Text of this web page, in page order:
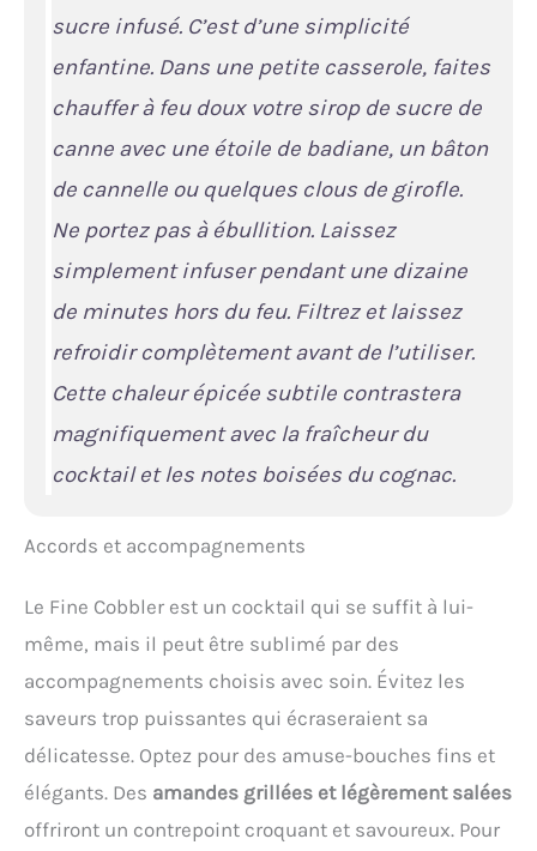
sucre infusé. C’est d’une simplicité
enfantine. Dans une petite casserole, faites
chauffer à feu doux votre sirop de sucre de
canne avec une étoile de badiane, un bâton
de cannelle ou quelques clous de girofle.
Ne portez pas à ébullition. Laissez
simplement infuser pendant une dizaine
de minutes hors du feu. Filtrez et laissez
refroidir complètement avant de l’utiliser.
Cette chaleur épicée subtile contrastera
magnifiquement avec la fraîcheur du
cocktail et les notes boisées du cognac.
Accords et accompagnements
Le Fine Cobbler est un cocktail qui se suffit à lui-
même, mais il peut être sublimé par des
accompagnements choisis avec soin. Évitez les
saveurs trop puissantes qui écraseraient sa
délicatesse. Optez pour des amuse-bouches fins et
élégants. Des amandes grillées et légèrement salées
offriront un contrepoint croquant et savoureux. Pour